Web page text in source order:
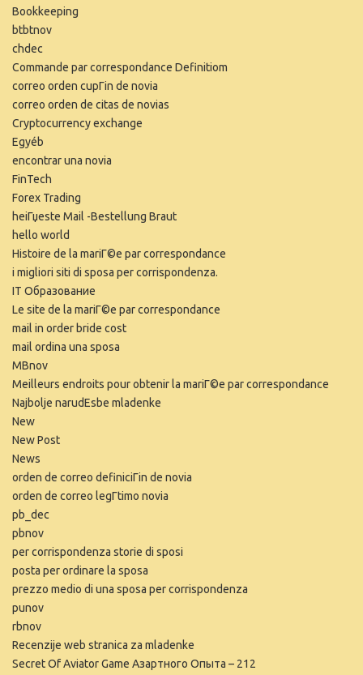
Bookkeeping
btbtnov
chdec
Commande par correspondance Definitiom
correo orden cupГіn de novia
correo orden de citas de novias
Cryptocurrency exchange
Egyéb
encontrar una novia
FinTech
Forex Trading
heiГџeste Mail -Bestellung Braut
hello world
Histoire de la mariГ©e par correspondance
i migliori siti di sposa per corrispondenza.
IT Образование
Le site de la mariГ©e par correspondance
mail in order bride cost
mail ordina una sposa
MBnov
Meilleurs endroits pour obtenir la mariГ©e par correspondance
Najbolje narudЕѕbe mladenke
New
New Post
News
orden de correo definiciГіn de novia
orden de correo legГ­timo novia
pb_dec
pbnov
per corrispondenza storie di sposi
posta per ordinare la sposa
prezzo medio di una sposa per corrispondenza
punov
rbnov
Recenzije web stranica za mladenke
Secret Of Aviator Game Азартного Опыта – 212